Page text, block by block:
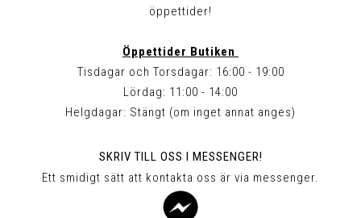
öppettider!
Öppettider Butiken
Tisdagar och Torsdagar: 16:00 - 19:00
Lördag: 11:00 - 14:00
Helgdagar: Stängt (om inget annat anges)
SKRIV TILL OSS I MESSENGER!
Ett smidigt sätt att kontakta oss är via messenger.